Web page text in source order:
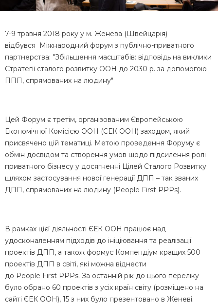
7-9 травня 2018 року у м. Женева (Швейцарія)
відбувся Міжнародний форум з публічно-приватного
партнерства: "Збільшення масштабів: відповідь на виклики
Стратегії сталого розвитку ООН до 2030 р. за допомогою
ППП, спрямованих на людину"
Цей Форум є третім, організованим Європейською
Економічної Комісією ООН (ЄЕК ООН) заходом, який
присвячено цій тематиці. Метою проведення Форуму є
обмін досвідом та створення умов щодо підсилення ролі
приватного бізнесу у досягненні Цілей Сталого Розвитку
шляхом застосування нової генерації ДПП – так званих
ДПП, спрямованих на людину (People First PPPs).
В рамках цієї діяльності ЄЕК ООН працює над
удосконаленням підходів до ініціювання та реалізації
проектів ДПП, а також формує Компендіум кращих 500
проектів ДПП в світі, які можна віднести
до People First PPPs. За останній рік до цього переліку
було обрано 60 проектів з усіх країн світу (розміщено на
сайті ЄЕК ООН), 15 з них було презентовано в Женеві.